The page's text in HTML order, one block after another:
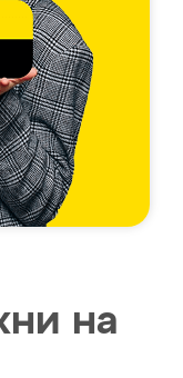
на